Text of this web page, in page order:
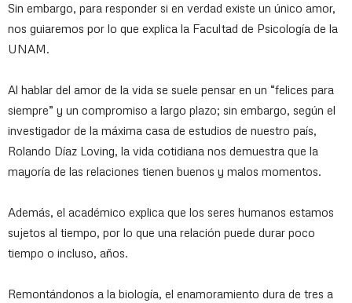
Sin embargo, para responder si en verdad existe un único amor,
nos guiaremos por lo que explica la Facultad de Psicología de la
UNAM.
Al hablar del amor de la vida se suele pensar en un “felices para
siempre” y un compromiso a largo plazo; sin embargo, según el
investigador de la máxima casa de estudios de nuestro país,
Rolando Díaz Loving, la vida cotidiana nos demuestra que la
mayoría de las relaciones tienen buenos y malos momentos.
Además, el académico explica que los seres humanos estamos
sujetos al tiempo, por lo que una relación puede durar poco
tiempo o incluso, años.
Remontándonos a la biología, el enamoramiento dura de tres a